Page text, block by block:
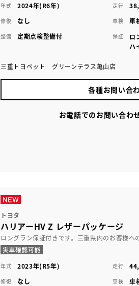
年式 2024年(R6年) 走行
修復 なし 車検 車
整備 定期点検整備付 保証
ロ
ハ
三重トヨペット グリーンテラス亀山店
各種お問い合
お電話でのお問い合わ
トヨタ
ハリアーHV Z レザーパッケージ
ロングラン保証付きです。三重県内のお客様へ
年式 2023年(R5年) 走行
修復 なし 車検 車